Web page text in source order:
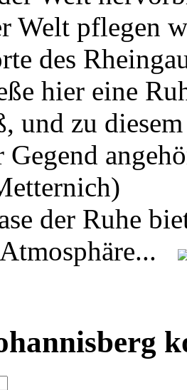
Welt pflegen
des
hier eine
und zu
Gegend
der Ruhe